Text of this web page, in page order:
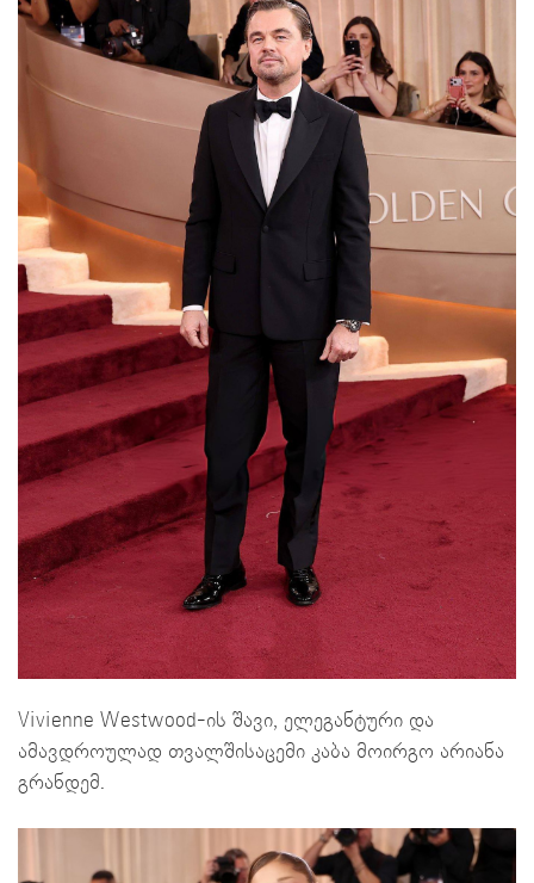
Vivienne Westwood-ის შავი, ელეგანტური და
ამავდროულად თვალშისაცემი კაბა მოირგო არიანა
გრანდემ.